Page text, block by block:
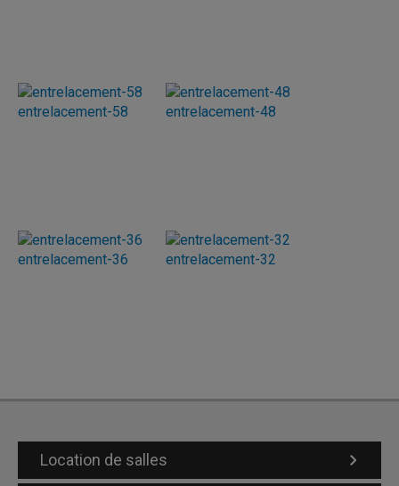
entrelacement-58 entrelacement-48
entrelacement-36 entrelacement-32
Location de salles